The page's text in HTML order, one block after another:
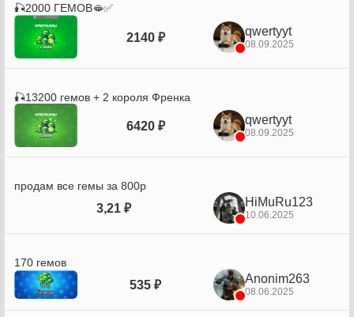
🎣2000 ГЕМОВ🫦✅
2140 ₽ qwertyyt
08.09.2025
🎣13200 гемов + 2 короля Френка
6420 ₽ qwertyyt
08.09.2025
продам все гемы за 800р
3,21 ₽ HiMuRu123
10.06.2025
170 гемов
535 ₽ Anonim263
08.06.2025